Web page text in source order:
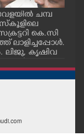
ചമ്പ
കെ.സി
ലിജു, കൃഷിവ